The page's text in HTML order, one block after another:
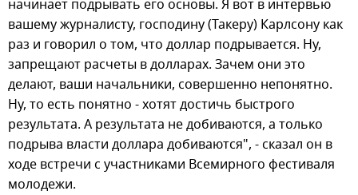
начинает подрывать его основы. Я вот в интервью
вашему журналисту, господину (Такеру) Карлсону как
раз и говорил о том, что доллар подрывается. Ну,
запрещают расчеты в долларах. Зачем они это
делают, ваши начальники, совершенно непонятно.
Ну, то есть понятно - хотят достичь быстрого
результата. А результата не добиваются, а только
подрыва власти доллара добиваются", - сказал он в
ходе встречи с участниками Всемирного фестиваля
молодежи.